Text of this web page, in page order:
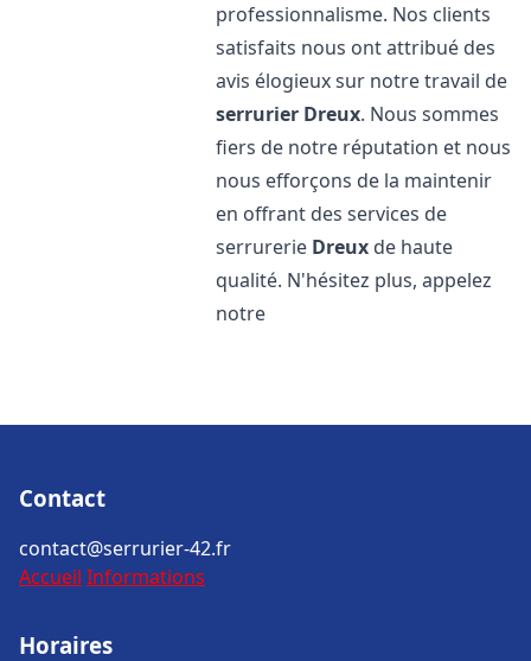
professionnalisme. Nos clients
satisfaits nous ont attribué des
avis élogieux sur notre travail de
serrurier Dreux. Nous sommes
fiers de notre réputation et nous
nous efforçons de la maintenir
en offrant des services de
serrurerie Dreux de haute
qualité. N'hésitez plus, appelez
notre
Contact
contact@serrurier-42.fr
Accueil Informations
Horaires